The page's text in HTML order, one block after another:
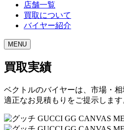
店舗一覧
買取について
バイヤー紹介
MENU
買取実績
ベクトルのバイヤーは、市場・相
適正なお見積もりをご提示します